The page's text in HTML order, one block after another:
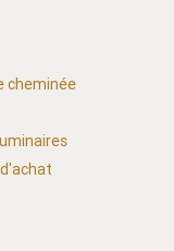
cheminée